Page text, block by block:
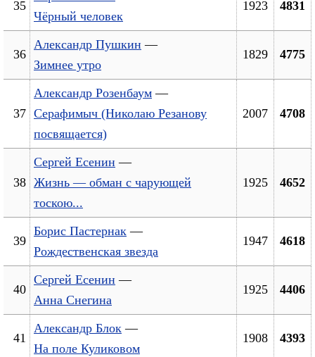
35
Чёрный человек
1923 4831
36
Александр Пушкин —
Зимнее утро
1829 4775
37
Александр Розенбаум —
Серафимыч (Николаю Резанову
посвящается)
2007 4708
38
Сергей Есенин —
Жизнь — обман с чарующей
тоскою...
1925 4652
39
Борис Пастернак —
Рождественская звезда
1947 4618
40
Сергей Есенин —
Анна Снегина
1925 4406
41
Александр Блок —
На поле Куликовом
1908 4393